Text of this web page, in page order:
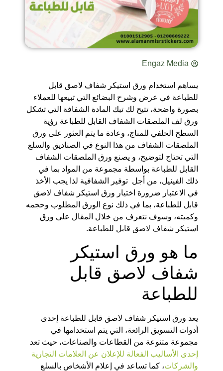
Engaz Media
يساهم استخدام ورق استيكر شفاف لاصق قابل
للطباعة في عرض وشرح البضائع التي تبيعها للعملاء
بصورة واضحة، تتيح لك تبك المادة الشفافة التي تشكل
ورق لف الملصقات الشفاف القابل للطباعة رؤية
السطح الخلفي للمناج، وعادة ما يتم العثور على ورق
الملصقات الشفاف من هذا النوع في الصناديق والسلع
التي تحتاج لتوضيح، و يصنع ورق الملصقات الشفاف
القابل للطباعة بواسطة مجموعة من المواد بما في
ذلك الفينيل، من أجل توفير الشفافية لذا يجب الأخذ
في الاعتبار ضرورة اختيار ورق استيكر شفاف لاصق
قابل للطباعة، بما في ذلك نوع الورق المطلوب وحجمه
وكميته، وسوف نتعرف من خلال المقال على ورق
استيكر شفاف لاصق قابل للطباعة.
ما هو ورق استيكر
شفاف لاصق قابل
للطباعة
يعد ورق استيكر شفاف لاصق قابل للطباعة إحدى
أدوات التسويق الرائعة، التي يتم استخدامها في
مجموعة متنوعة من القطاعات والصناعات، حيث تعد
إحدى الأساليب الفعالة للإعلان عن العلامات التجارية
والشركات، كما تساعد في إعلام الأشخاص بالسلع